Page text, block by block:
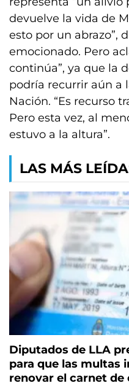
devuelve la vida de
esto por un abrazo”,
emocionado. Pero
continúa”, ya que la
podría recurrir aún a
Nación. “Es recurso
Pero esta vez, al
estuvo a la altura”.
LAS MÁS
Diputados de LLA
para que las multas
renovar el carnet de